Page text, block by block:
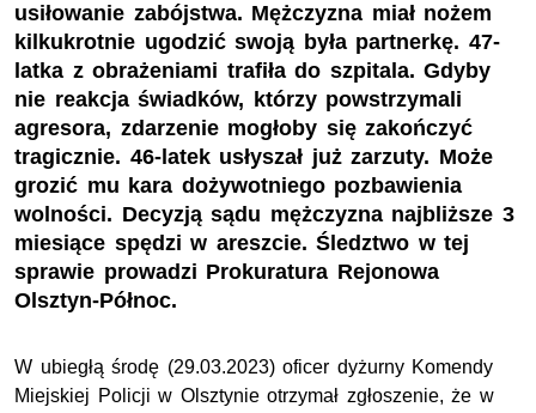
usiłowanie zabójstwa. Mężczyzna miał nożem
kilkukrotnie ugodzić swoją była partnerkę. 47-
latka z obrażeniami trafiła do szpitala. Gdyby
nie reakcja świadków, którzy powstrzymali
agresora, zdarzenie mogłoby się zakończyć
tragicznie. 46-latek usłyszał już zarzuty. Może
grozić mu kara dożywotniego pozbawienia
wolności. Decyzją sądu mężczyzna najbliższe 3
miesiące spędzi w areszcie. Śledztwo w tej
sprawie prowadzi Prokuratura Rejonowa
Olsztyn-Północ.
W ubiegłą środę (29.03.2023) oficer dyżurny Komendy
Miejskiej Policji w Olsztynie otrzymał zgłoszenie, że w